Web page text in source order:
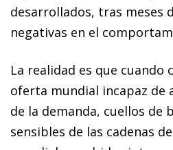
desarrollados, tras meses
negativas en el
La realidad es que cuando
oferta mundial incapaz de
de la demanda, cuellos de
sensibles de las cadenas